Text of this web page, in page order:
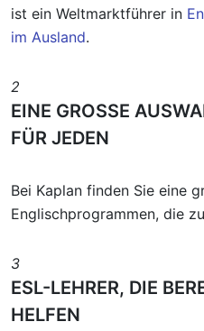
ist ein Weltmarktführer in
im Ausland.
2
EINE GROSSE
FÜR JEDEN
Bei Kaplan finden Sie eine
Englischprogrammen, die
3
ESL-LEHRER, DIE
HELFEN